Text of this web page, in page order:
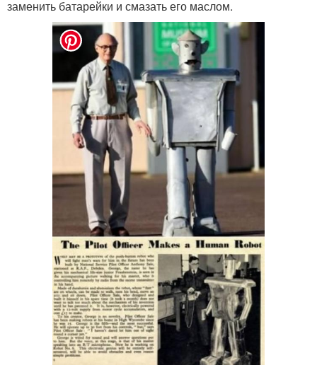
заменить батарейки и смазать его маслом.